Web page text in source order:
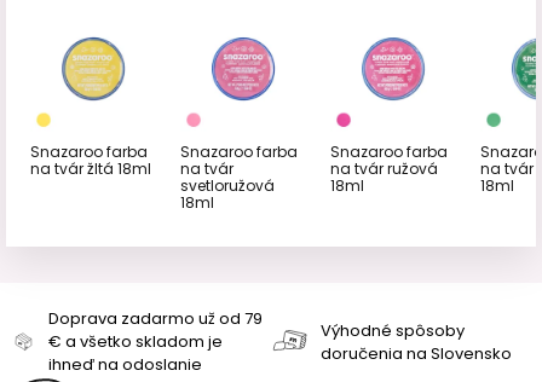
Snazaroo farba
na tvár žltá 18ml
Snazaroo farba
na tvár
svetloružová
18ml
Snazaroo farba
na tvár ružová
18ml
na tvár
18ml
Doprava zadarmo už od 79
€ a všetko skladom je
ihneď na odoslanie
Výhodné spôsoby
doručenia na Slovensko